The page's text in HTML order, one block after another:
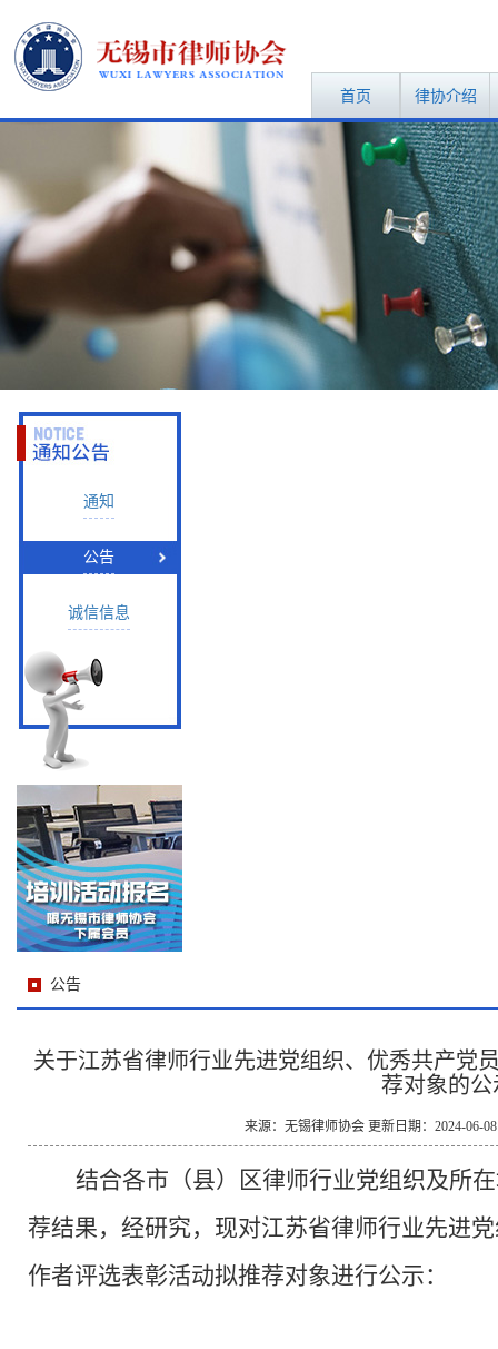
首页 律协介绍
通知
公告
诚信信息
公告
关于江苏省律师行业先进党组织、优秀共产党
荐对象的公
来源：无锡律师协会 更新日期：2024-06-
结合各市（县）区律师行业党组织及所
荐结果，经研究，现对江苏省律师行业先进
作者评选表彰活动拟推荐对象进行公示：